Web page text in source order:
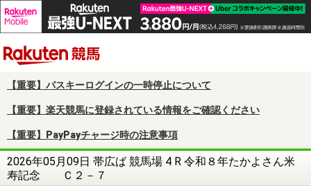
【重要】パスキーログインの一時停止について
【重要】楽天競馬に登録されている情報をご確認ください
【重要】PayPayチャージ時の注意事項
2026年05月09日 帯広ば 競馬場 4 R 令和８年たかよさん米
寿記念 Ｃ２－７